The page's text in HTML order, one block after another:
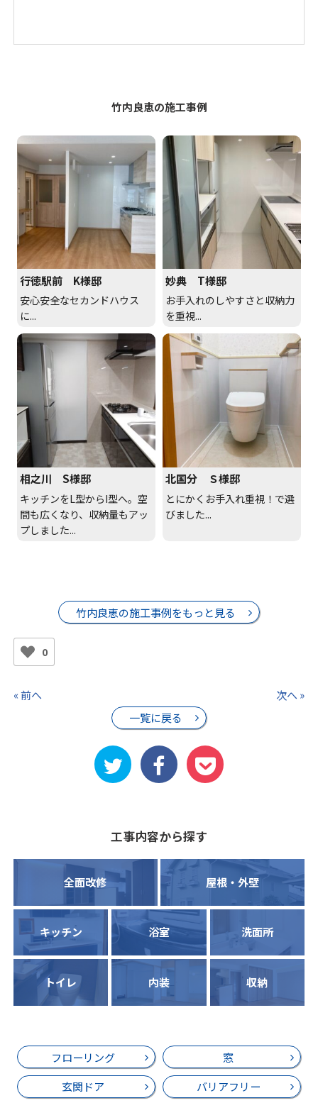
竹内良恵の施工事例
行徳駅前 K様邸
安心安全なセカンドハウス
に...
妙典 T様邸
お手入れのしやすさと収納力
を重視...
相之川 S様邸
キッチンをL型からI型へ。空
間も広くなり、収納量もアッ
プしました...
北国分 Ｓ様邸
とにかくお手入れ重視！で選
びました...
竹内良恵の施工事例をもっと見る
0
« 前へ
一覧に戻る
次へ »
工事内容から探す
全面改修 屋根・外壁
キッチン 浴室 洗面所
トイレ 内装 収納
フローリング
窓
玄関ドア
バリアフリー